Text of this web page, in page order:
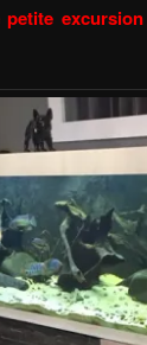
petite